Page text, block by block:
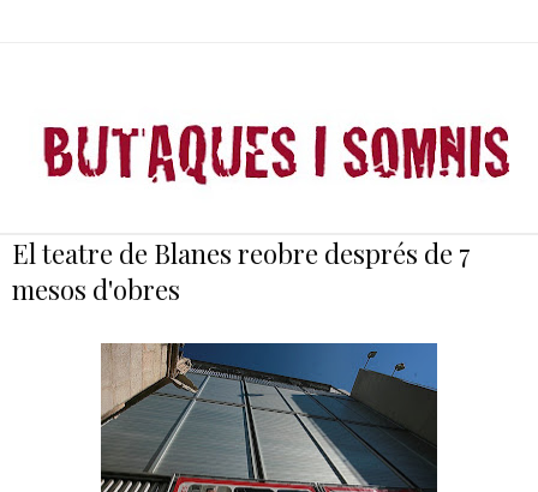
El teatre de Blanes reobre després de 7
mesos d'obres